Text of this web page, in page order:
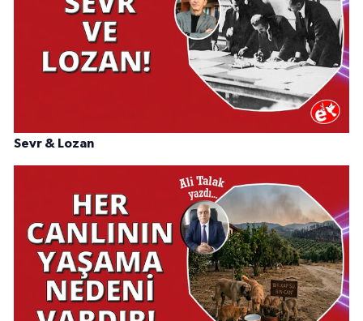
Sevr & Lozan